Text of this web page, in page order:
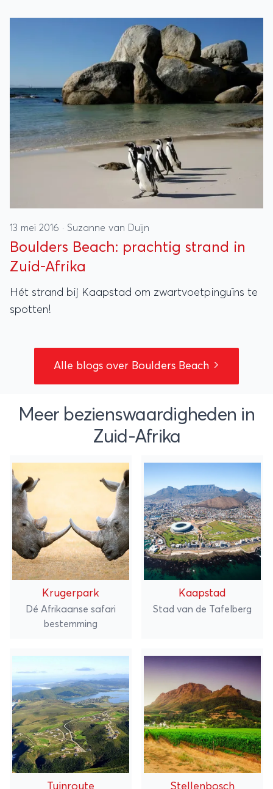
13 mei 2016 · Suzanne van Duijn
Boulders Beach: prachtig strand in
Zuid-Afrika
Hét strand bij Kaapstad om zwartvoetpinguïns te
spotten!
Alle blogs over Boulders Beach
Meer bezienswaardigheden in
Zuid-Afrika
Krugerpark
Dé Afrikaanse safari
bestemming
Kaapstad
Stad van de Tafelberg
Tuinroute Stellenbosch